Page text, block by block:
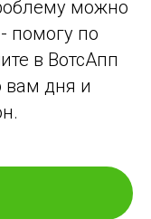
можно
помогу по
в ВотсАпп
вам дня и